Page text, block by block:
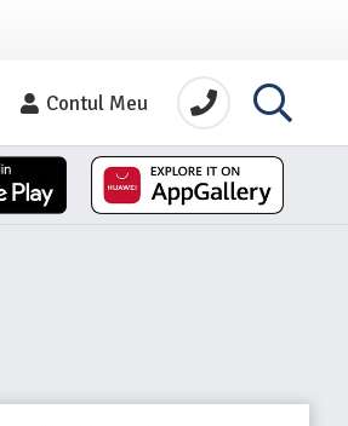
Contul Meu